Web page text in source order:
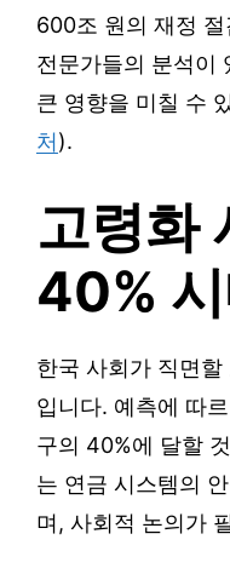
600조 원의 재정
전문가들의 분석이
큰 영향을 미칠 수
처).
고령화
40%
한국 사회가 직면
입니다. 예측에 따
구의 40%에 달할
는 연금 시스템의
며, 사회적 논의가